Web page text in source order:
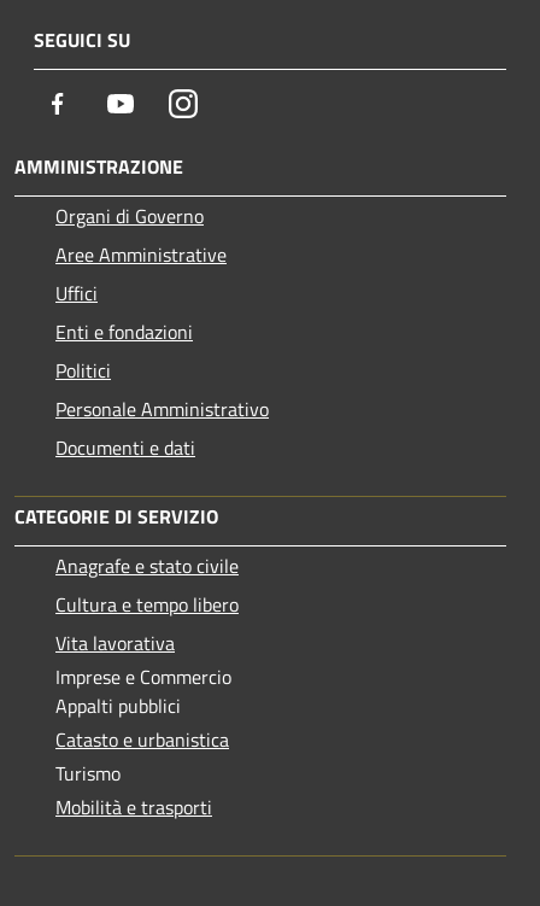
SEGUICI SU
Facebook YoutubeInstagram
AMMINISTRAZIONE
Organi di Governo
Aree Amministrative
Uffici
Enti e fondazioni
Politici
Personale Amministrativo
Documenti e dati
CATEGORIE DI SERVIZIO
Anagrafe e stato civile
Cultura e tempo libero
Vita lavorativa
Imprese e Commercio
Appalti pubblici
Catasto e urbanistica
Turismo
Mobilità e trasporti